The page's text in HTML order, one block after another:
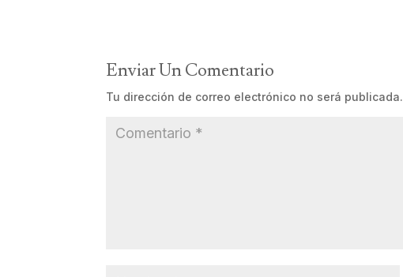
Enviar Un Comentario
Tu dirección de correo electrónico no será publicada.